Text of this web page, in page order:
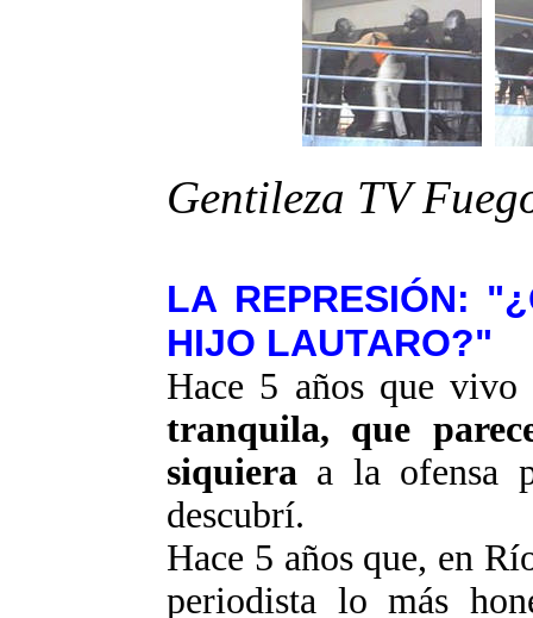
Gentileza TV
LA REPRESIÓN:
HIJO LAUTARO?"
Hace 5 años que vivo
tranquila, que
siquiera a la ofensa
descubrí.
Hace 5 años que, en
periodista lo más